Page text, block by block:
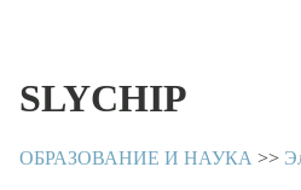
SLYCHIP
ОБРАЗОВАНИЕ И НАУКА >>